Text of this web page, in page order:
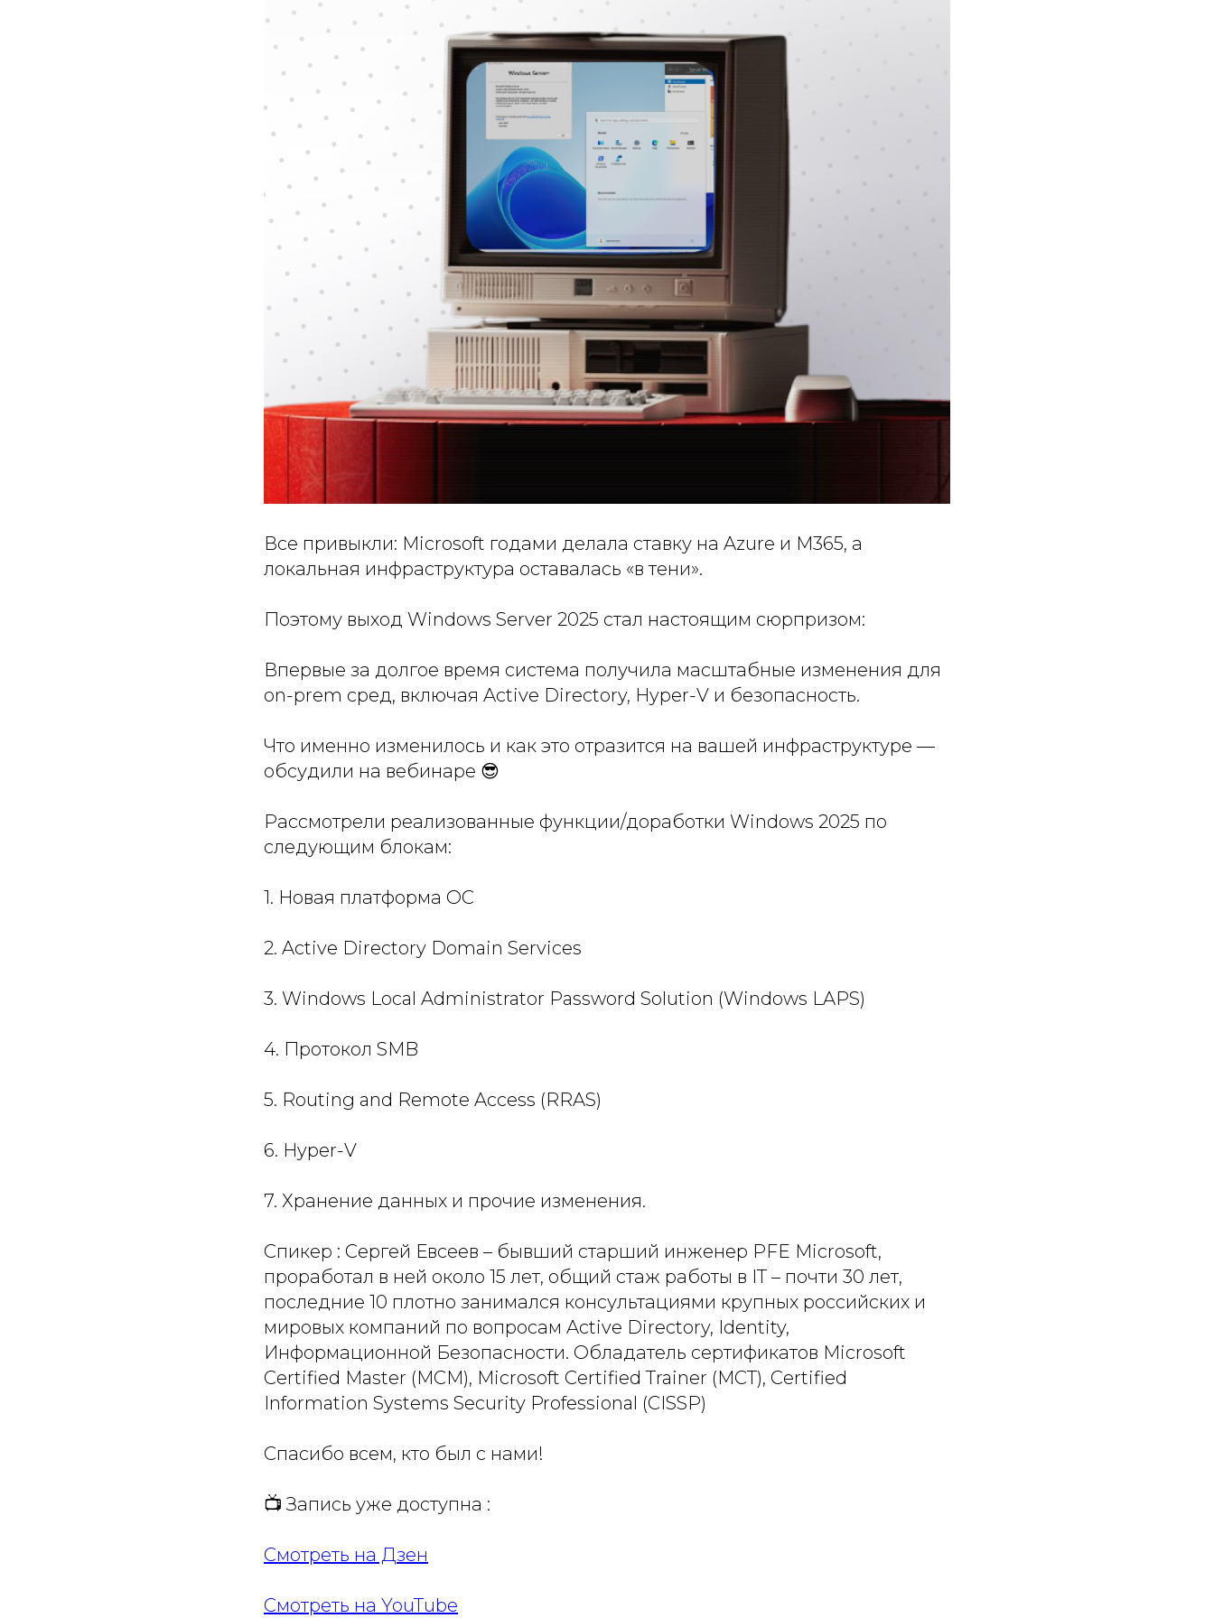
Все привыкли: Microsoft годами делала ставку на Azure и M365, а
локальная инфраструктура оставалась «в тени».
Поэтому выход Windows Server 2025 стал настоящим сюрпризом:
Впервые за долгое время система получила масштабные изменения для
on-prem сред, включая Active Directory, Hyper-V и безопасность.
Что именно изменилось и как это отразится на вашей инфраструктуре —
обсудили на вебинаре 😎
Рассмотрели реализованные функции/доработки Windows 2025 по
следующим блокам:
1. Новая платформа ОС
2. Active Directory Domain Services
3. Windows Local Administrator Password Solution (Windows LAPS)
4. Протокол SMB
5. Routing and Remote Access (RRAS)
6. Hyper-V
7. Хранение данных и прочие изменения.
Спикер : Сергей Евсеев – бывший старший инженер PFE Microsoft,
проработал в ней около 15 лет, общий стаж работы в IT – почти 30 лет,
последние 10 плотно занимался консультациями крупных российских и
мировых компаний по вопросам Active Directory, Identity,
Информационной Безопасности. Обладатель сертификатов Microsoft
Certified Master (MCM), Microsoft Certified Trainer (MCT), Certified
Information Systems Security Professional (CISSP)
Спасибо всем, кто был с нами!
📺 Запись уже доступна :
Смотреть на Дзен
Смотреть на YouTube